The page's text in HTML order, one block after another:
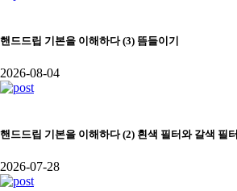
핸드드립 기본을 이해하다 (3) 뜸들이기
2026-08-04
핸드드립 기본을 이해하다 (2) 흰색 필터와 갈색 필터
2026-07-28